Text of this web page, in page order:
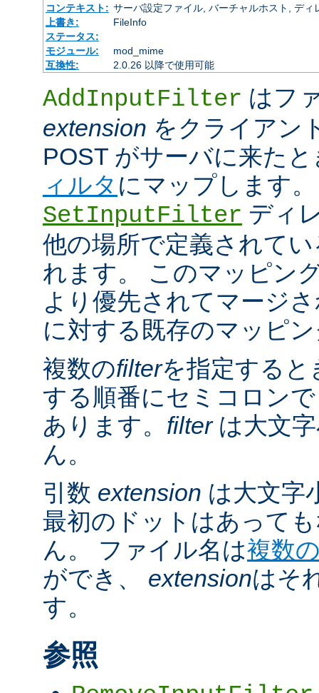
コンテキスト: サーバ設定ファイル, バーチャルホスト, ディ
上書き:
FileInfo
ステータス:
モジュール:
mod_mime
互換性:
2.0.26 以降で使用可能
AddInputFilter はフ
extension をクライアン
POST がサーバに来た
ィルタ にマップします
SetInputFilter ディ
他の場所で定義されて
れます。 このマッピン
より優先されてマージ
に対する既存のマッピ
複数のfilterを指定すると
する順番にセミコロン
あります。 filterは大文
ん。
引数 extension は大文字
最初のドットはあって
ん。 ファイル名は複数
ができ、 extensionはそ
す。
参照